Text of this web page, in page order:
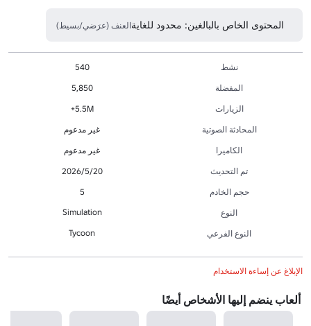
المحتوى الخاص بالبالغين: محدود للغايةالعنف (عرَضي/بسيط)
نشط
540
المفضلة
5,850
الزيارات
5.5M+
المحادثة الصوتية
غير مدعوم
الكاميرا
غير مدعوم
تم التحديث
20‏/5‏/2026
حجم الخادم
5
النوع
Simulation
النوع الفرعي Tycoon
الإبلاغ عن إساءة الاستخدام
ألعاب ينضم إليها الأشخاص أيضًا